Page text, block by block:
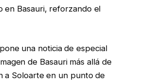
en Basauri, reforzando el
una noticia de especial
de Basauri más allá de
a Soloarte en un punto de